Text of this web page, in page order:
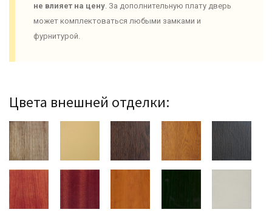
не влияет на цену . За дополнительную плату дверь
может комплектоваться любыми замками и
фурнитурой.
Цвета внешней отделки: